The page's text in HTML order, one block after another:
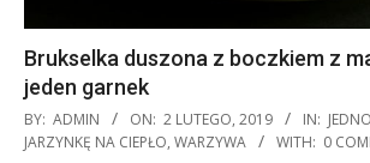
Brukselka duszona z boczkiem z
jeden garnek
2019-
02-
BY: ADMIN ON: 2 LUTEGO, 2019 IN:
JARZYNKĘ NA CIEPŁO, WARZYWA WITH: 0